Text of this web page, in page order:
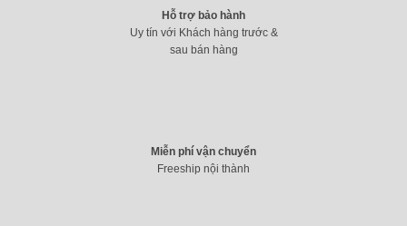
Hỗ trợ bảo hành
Uy tín với Khách hàng trước &
sau bán hàng
Miễn phí vận chuyển
Freeship nội thành